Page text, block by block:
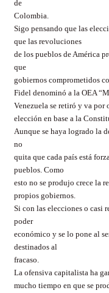
de
Colombia.
Sigo pensando que las
que las revoluciones
de los pueblos de América
que
gobiernos comprometidos
Fidel denominó a la OEA
Venezuela se retiró y va
elección en base a la
Aunque se haya logrado la
no
quita que cada país está
pueblos. Como
esto no se produjo crece la
propios gobiernos.
Si con las elecciones o casi
poder
económico y se lo pone al
destinados al
fracaso.
La ofensiva capitalista ha
mucho tiempo en que se